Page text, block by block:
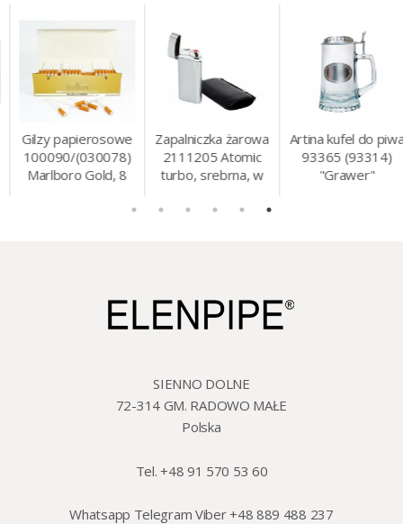
Gilzy papierosowe
100090/(030078)
Marlboro Gold, 8
Zapalniczka żarowa
2111205 Atomic
turbo, srebrna, w
Artina kufel do piwa
93365 (93314)
"Grawer"
SIENNO DOLNE
72-314 GM. RADOWO MAŁE
Polska
Tel. +48 91 570 53 60
Whatsapp Telegram Viber +48 889 488 237